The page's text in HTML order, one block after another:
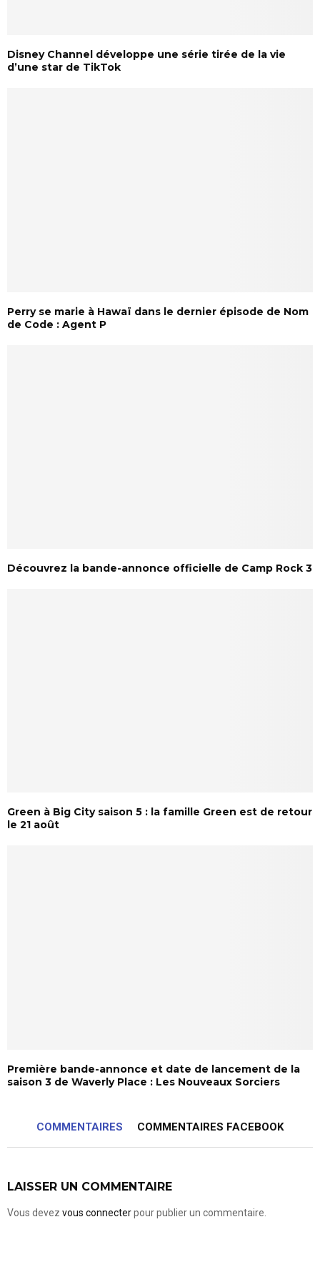
Disney Channel développe une série tirée de la vie
d’une star de TikTok
Perry se marie à Hawaï dans le dernier épisode de Nom
de Code : Agent P
Découvrez la bande-annonce officielle de Camp Rock 3
Green à Big City saison 5 : la famille Green est de retour
le 21 août
Première bande-annonce et date de lancement de la
saison 3 de Waverly Place : Les Nouveaux Sorciers
COMMENTAIRES COMMENTAIRES FACEBOOK
LAISSER UN COMMENTAIRE
Vous devez vous connecterpour publier un commentaire.